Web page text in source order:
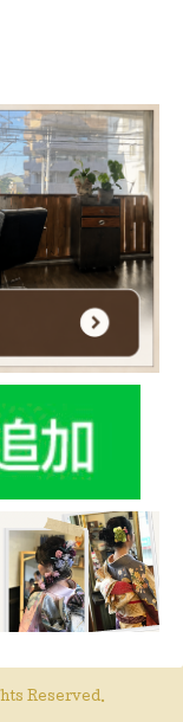
Reserved.